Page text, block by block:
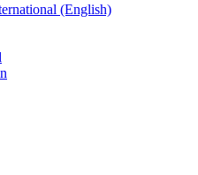
(English)